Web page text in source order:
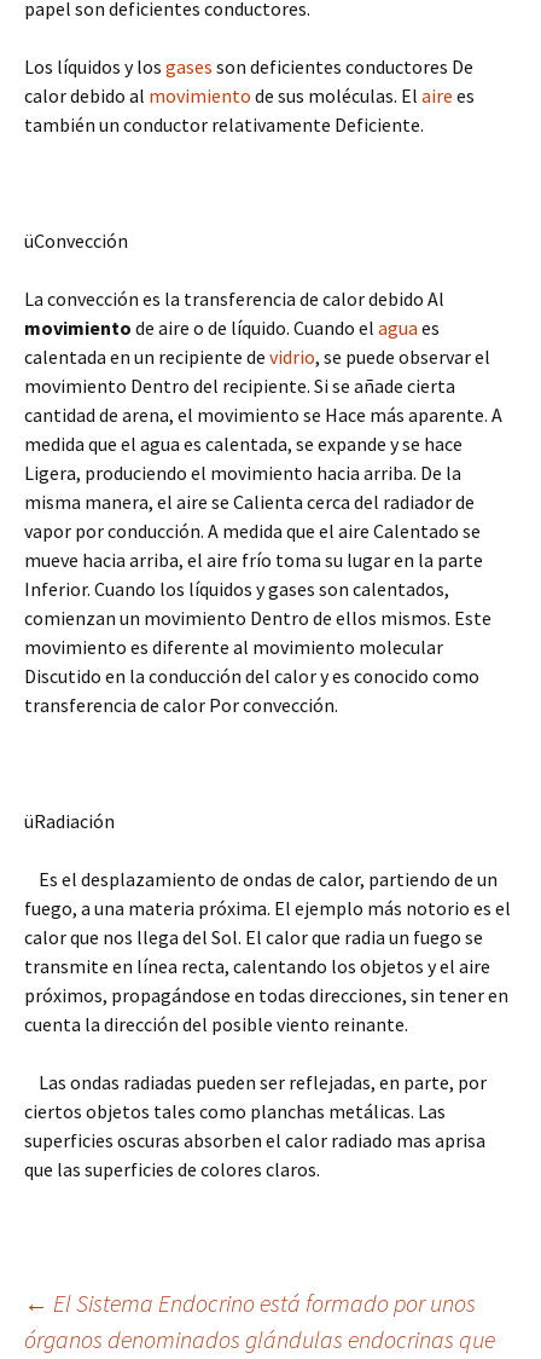
papel son deficientes conductores.
Los líquidos y los gases son deficientes conductores De
calor debido al movimiento de sus moléculas. El aire es
también un conductor relativamente Deficiente.
üConvección
La convección es la transferencia de calor debido Al
movimiento de aire o de líquido. Cuando el agua es
calentada en un recipiente de vidrio, se puede observar el
movimiento Dentro del recipiente. Si se añade cierta
cantidad de arena, el movimiento se Hace más aparente. A
medida que el agua es calentada, se expande y se hace
Ligera, produciendo el movimiento hacia arriba. De la
misma manera, el aire se Calienta cerca del radiador de
vapor por conducción. A medida que el aire Calentado se
mueve hacia arriba, el aire frío toma su lugar en la parte
Inferior. Cuando los líquidos y gases son calentados,
comienzan un movimiento Dentro de ellos mismos. Este
movimiento es diferente al movimiento molecular
Discutido en la conducción del calor y es conocido como
transferencia de calor Por convección.
üRadiación
Es el desplazamiento de ondas de calor, partiendo de un
fuego, a una materia próxima. El ejemplo más notorio es el
calor que nos llega del Sol. El calor que radia un fuego se
transmite en línea recta, calentando los objetos y el aire
próximos, propagándose en todas direcciones, sin tener en
cuenta la dirección del posible viento reinante.
Las ondas radiadas pueden ser reflejadas, en parte, por
ciertos objetos tales como planchas metálicas. Las
superficies oscuras absorben el calor radiado mas aprisa
que las superficies de colores claros.
Navegación
← El Sistema Endocrino está formado por unos
órganos denominados glándulas endocrinas que